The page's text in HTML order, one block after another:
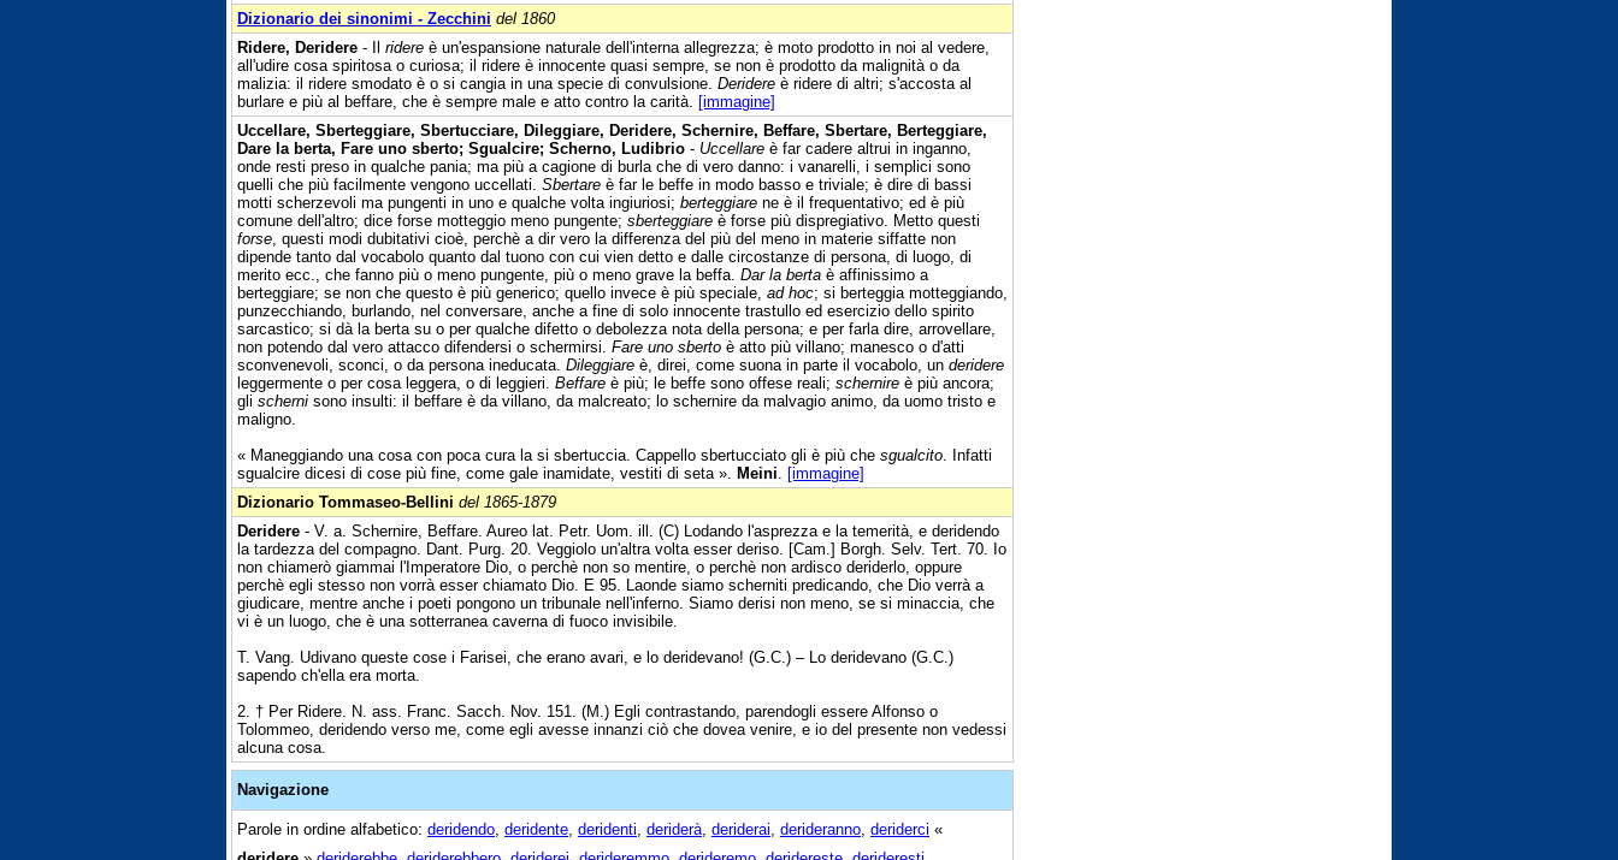
Dizionario dei sinonimi - Zecchini del 1860
Ridere, Deridere - Il ridere è un'espansione naturale dell'interna allegrezza; è moto prodotto in noi al vedere,
all'udire cosa spiritosa o curiosa; il ridere è innocente quasi sempre, se non è prodotto da malignità o da
malizia: il ridere smodato è o si cangia in una specie di convulsione. Deridere è ridere di altri; s'accosta al
burlare e più al beffare, che è sempre male e atto contro la carità. [immagine]
Uccellare, Sberteggiare, Sbertucciare, Dileggiare, Deridere, Schernire, Beffare, Sbertare, Berteggiare,
Dare la berta, Fare uno sberto; Sgualcire; Scherno, Ludibrio - Uccellare è far cadere altrui in inganno,
onde resti preso in qualche pania; ma più a cagione di burla che di vero danno: i vanarelli, i semplici sono
quelli che più facilmente vengono uccellati. Sbertare è far le beffe in modo basso e triviale; è dire di bassi
motti scherzevoli ma pungenti in uno e qualche volta ingiuriosi; berteggiare ne è il frequentativo; ed è più
comune dell'altro; dice forse motteggio meno pungente; sberteggiare è forse più dispregiativo. Metto questi
forse , questi modi dubitativi cioè, perchè a dir vero la differenza del più del meno in materie siffatte non
dipende tanto dal vocabolo quanto dal tuono con cui vien detto e dalle circostanze di persona, di luogo, di
merito ecc., che fanno più o meno pungente, più o meno grave la beffa. Dar la berta è affinissimo a
berteggiare; se non che questo è più generico; quello invece è più speciale, ad hoc; si berteggia motteggiando,
punzecchiando, burlando, nel conversare, anche a fine di solo innocente trastullo ed esercizio dello spirito
sarcastico; si dà la berta su o per qualche difetto o debolezza nota della persona; e per farla dire, arrovellare,
non potendo dal vero attacco difendersi o schermirsi. Fare uno sberto è atto più villano; manesco o d'atti
sconvenevoli, sconci, o da persona ineducata. Dileggiare è, direi, come suona in parte il vocabolo, un deridere
leggermente o per cosa leggera, o di leggieri. Beffare è più; le beffe sono offese reali; schernire è più ancora;
gli scherni sono insulti: il beffare è da villano, da malcreato; lo schernire da malvagio animo, da uomo tristo e
maligno.
« Maneggiando una cosa con poca cura la si sbertuccia. Cappello sbertucciato gli è più che sgualcito . Infatti
sgualcire dicesi di cose più fine, come gale inamidate, vestiti di seta ». Meini
[immagine]
Dizionario Tommaseo-Bellini del 1865-1879
Deridere - V. a. Schernire, Beffare. Aureo lat. Petr. Uom. ill. (C) Lodando l'asprezza e la temerità, e deridendo
la tardezza del compagno. Dant. Purg. 20. Veggiolo un'altra volta esser deriso. [Cam.] Borgh. Selv. Tert. 70. Io
non chiamerò giammai l'Imperatore Dio, o perchè non so mentire, o perchè non ardisco deriderlo, oppure
perchè egli stesso non vorrà esser chiamato Dio. E 95. Laonde siamo scherniti predicando, che Dio verrà a
giudicare, mentre anche i poeti pongono un tribunale nell'inferno. Siamo derisi non meno, se si minaccia, che
vi è un luogo, che è una sotterranea caverna di fuoco invisibile.
T. Vang. Udivano queste cose i Farisei, che erano avari, e lo deridevano! (G.C.) – Lo deridevano (G.C.)
sapendo ch'ella era morta.
2. † Per Ridere. N. ass. Franc. Sacch. Nov. 151. (M.) Egli contrastando, parendogli essere Alfonso o
Tolommeo, deridendo verso me, come egli avesse innanzi ciò che dovea venire, e io del presente non vedessi
alcuna cosa.
Navigazione
Parole in ordine alfabetico: deridendo deridente deridenti deriderà deriderai derideranno deriderci «